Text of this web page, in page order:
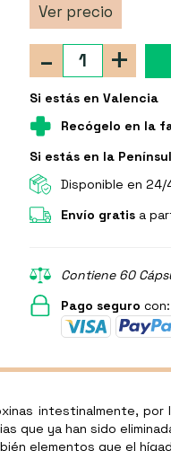
Ver precio
+
-
Si estás en Valencia
Recógelo en la
Si estás en la
Disponible en
Envío gratis a
Contiene 60
Pago seguro con:
intestinalmente,
que ya han sido
elementos que el